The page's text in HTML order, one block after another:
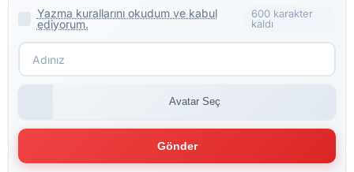
Yazma kurallarını okudum ve kabul
ediyorum.
600 karakter
kaldı
Avatar Seç
Gönder